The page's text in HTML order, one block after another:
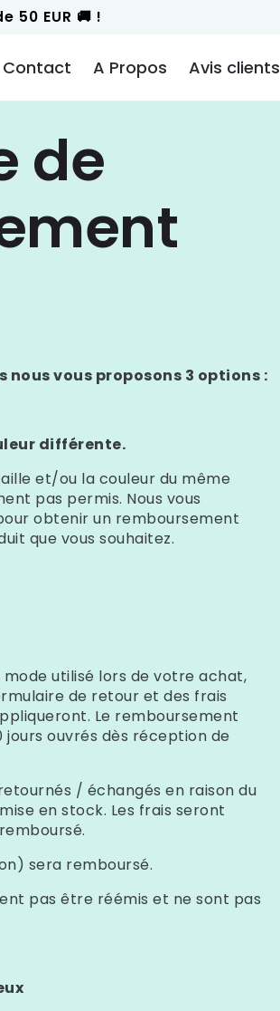
50 EUR 🚚 !
Contact A Propos Avis clients
de
nous vous proposons 3 options :
différente.
et/ou la couleur du même
pas permis. Nous vous
obtenir un remboursement
que vous souhaitez.
utilisé lors de votre achat,
de retour et des frais
Le remboursement
ouvrés dès réception de
/ échangés en raison du
en stock. Les frais seront
sera remboursé.
pas être réémis et ne sont pas